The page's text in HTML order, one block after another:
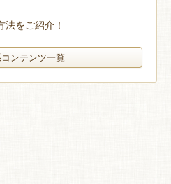
をご紹介！
ンテンツ一覧